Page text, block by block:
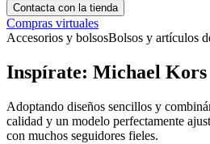
Contacta con la tienda
Compras virtuales
Accesorios y bolsosBolsos y artículos
Inspírate: Michael Kors
Adoptando diseños sencillos y
calidad y un modelo perfectamente
con muchos seguidores fieles.